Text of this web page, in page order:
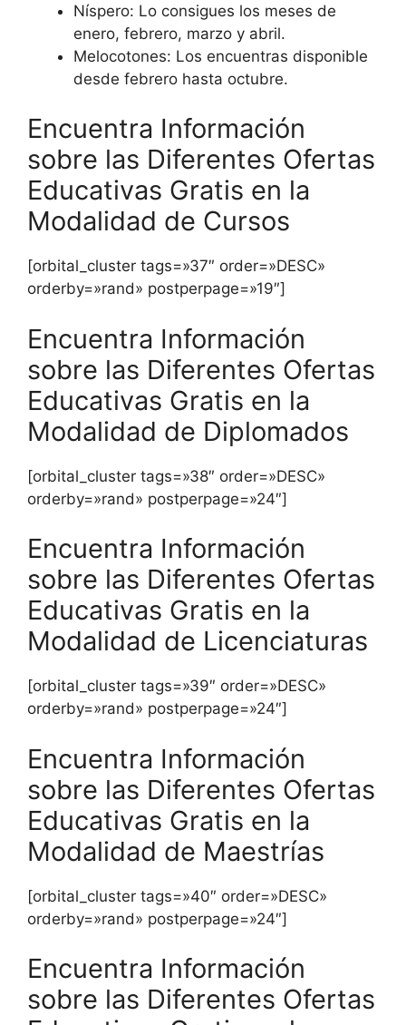
Níspero: Lo consigues los meses de
enero, febrero, marzo y abril.
Melocotones: Los encuentras disponible
desde febrero hasta octubre.
Encuentra Información
sobre las Diferentes Ofertas
Educativas Gratis en la
Modalidad de Cursos
[orbital_cluster tags=»37″ order=»DESC»
orderby=»rand» postperpage=»19″]
Encuentra Información
sobre las Diferentes Ofertas
Educativas Gratis en la
Modalidad de Diplomados
[orbital_cluster tags=»38″ order=»DESC»
orderby=»rand» postperpage=»24″]
Encuentra Información
sobre las Diferentes Ofertas
Educativas Gratis en la
Modalidad de Licenciaturas
[orbital_cluster tags=»39″ order=»DESC»
orderby=»rand» postperpage=»24″]
Encuentra Información
sobre las Diferentes Ofertas
Educativas Gratis en la
Modalidad de Maestrías
[orbital_cluster tags=»40″ order=»DESC»
orderby=»rand» postperpage=»24″]
Encuentra Información
sobre las Diferentes Ofertas